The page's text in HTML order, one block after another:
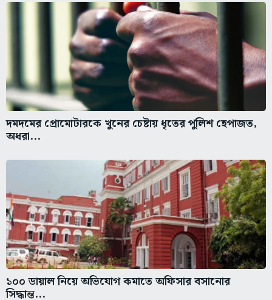
দমদমের প্রোমোটারকে খুনের চেষ্টায় ধৃতের পুলিশ হেপাজত,
অধরা...
১০০ ডায়াল নিয়ে অভিযোগ কমাতে অফিসার বসানোর
সিদ্ধান্ত...